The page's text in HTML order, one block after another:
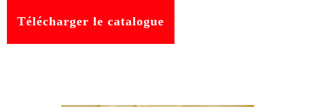
Télécharger le catalogue